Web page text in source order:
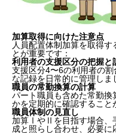
加算取得に向けた注意点
人員配置体制加算を取得
とが重要です：
利用者の支援区分の把握と
支援区分4〜6の利用者の
な記録を日常的に管理しま
職員の常勤換算の計算
パート職員も含めた常勤換
かを定期的に確認すること
職員体制の見直し
加算ⅠやⅡを目指す場合、
成と照らし合わせ、必要に